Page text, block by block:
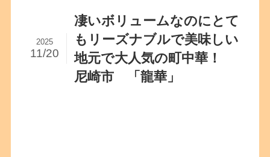
凄いボリュームなのにとて
もリーズナブルで美味しい
地元で大人気の町中華！
尼崎市 「龍華」
2025
11/20